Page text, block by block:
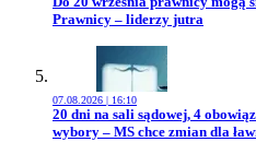
Prawnicy – liderzy jutra
07.08.2026 | 16:10
Przejdź do artykułu:
20 dni na sali sądowej, 4
wybory – MS chce zmian dla